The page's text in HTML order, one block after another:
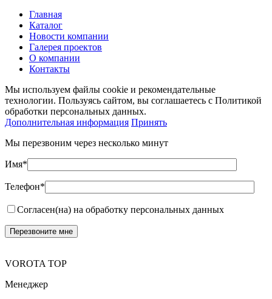
Главная
Каталог
Новости компании
Галерея проектов
О компании
Контакты
Мы используем файлы cookie и рекомендательные
технологии. Пользуясь сайтом, вы соглашаетесь с Политикой
обработки персональных данных.
Дополнительная информация Принять
Мы перезвоним через несколько минут
Имя*
Телефон*
Согласен(на) на обработку персональных данных
VOROTA TOP
Менеджер